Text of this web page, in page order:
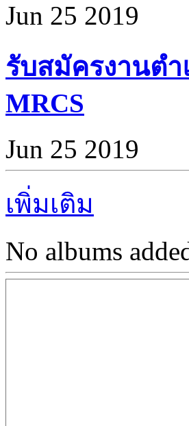
Jun 25 2019
รับสมัครงานตำ
MRCS
Jun 25 2019
เพิ่มเติม
No albums